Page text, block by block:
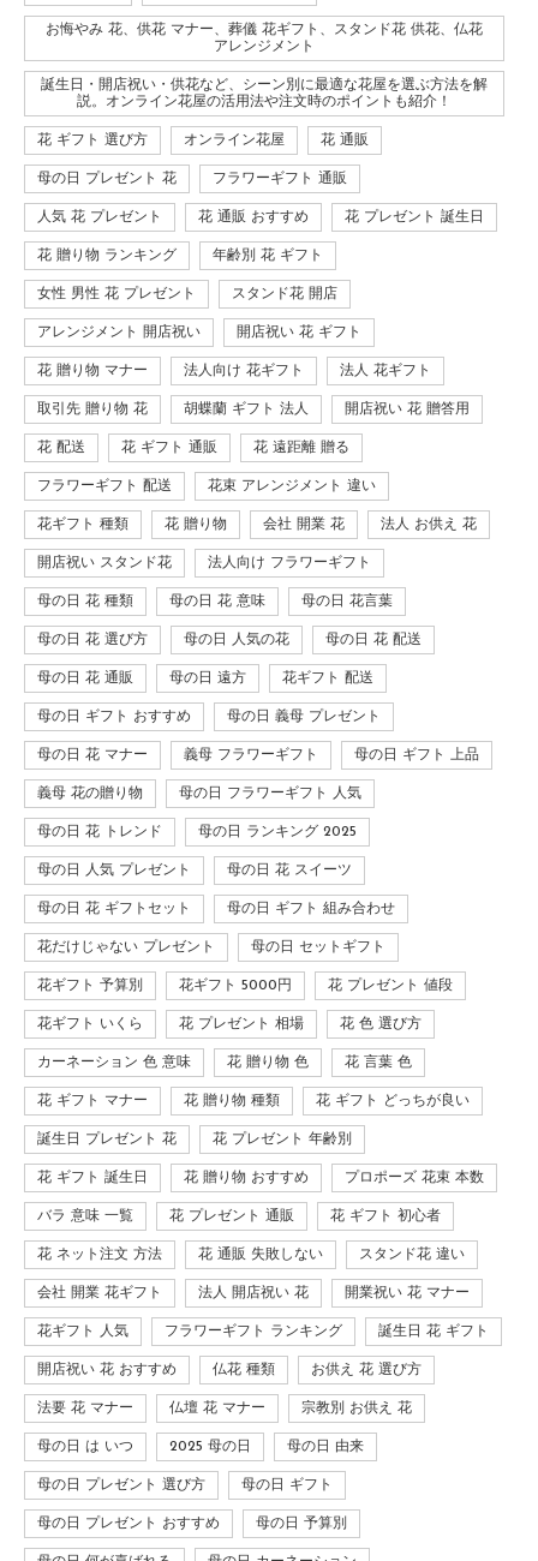
お悔やみ 花、供花 マナー、葬儀 花ギフト、スタンド花 供花、仏花
アレンジメント
誕生日・開店祝い・供花など、シーン別に最適な花屋を選ぶ方法を解
説。オンライン花屋の活用法や注文時のポイントも紹介！
花 ギフト 選び方 オンライン花屋 花 通販
母の日 プレゼント 花 フラワーギフト 通販
人気 花 プレゼント 花 通販 おすすめ 花 プレゼント 誕生日
花 贈り物 ランキング 年齢別 花 ギフト
女性 男性 花 プレゼント スタンド花 開店
アレンジメント 開店祝い 開店祝い 花 ギフト
花 贈り物 マナー 法人向け 花ギフト 法人 花ギフト
取引先 贈り物 花 胡蝶蘭 ギフト 法人 開店祝い 花 贈答用
花 配送 花 ギフト 通販 花 遠距離 贈る
フラワーギフト 配送 花束 アレンジメント 違い
花ギフト 種類 花 贈り物 会社 開業 花 法人 お供え 花
開店祝い スタンド花 法人向け フラワーギフト
母の日 花 種類 母の日 花 意味 母の日 花言葉
母の日 花 選び方 母の日 人気の花 母の日 花 配送
母の日 花 通販 母の日 遠方 花ギフト 配送
母の日 ギフト おすすめ 母の日 義母 プレゼント
母の日 花 マナー 義母 フラワーギフト 母の日 ギフト 上品
義母 花の贈り物 母の日 フラワーギフト 人気
母の日 花 トレンド 母の日 ランキング 2025
母の日 人気 プレゼント 母の日 花 スイーツ
母の日 花 ギフトセット 母の日 ギフト 組み合わせ
花だけじゃない プレゼント 母の日 セットギフト
花ギフト 予算別 花ギフト 5000円 花 プレゼント 値段
花ギフト いくら 花 プレゼント 相場 花 色 選び方
カーネーション 色 意味 花 贈り物 色 花 言葉 色
花 ギフト マナー 花 贈り物 種類 花 ギフト どっちが良い
誕生日 プレゼント 花 花 プレゼント 年齢別
花 ギフト 誕生日 花 贈り物 おすすめ プロポーズ 花束 本数
バラ 意味 一覧 花 プレゼント 通販 花 ギフト 初心者
花 ネット注文 方法 花 通販 失敗しない スタンド花 違い
会社 開業 花ギフト 法人 開店祝い 花 開業祝い 花 マナー
花ギフト 人気 フラワーギフト ランキング 誕生日 花 ギフト
開店祝い 花 おすすめ 仏花 種類 お供え 花 選び方
法要 花 マナー 仏壇 花 マナー 宗教別 お供え 花
母の日 は いつ 2025 母の日 母の日 由来
母の日 プレゼント 選び方 母の日 ギフト
母の日 プレゼント おすすめ 母の日 予算別